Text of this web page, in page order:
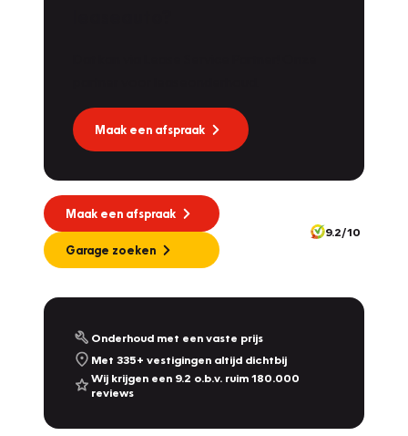
Maak een afspraak
Maak een afspraak
Garage zoeken
9.2/10
Onderhoud met een vaste prijs
Met 335+ vestigingen altijd dichtbij
Wij krijgen een 9.2 o.b.v. ruim 180.000
reviews